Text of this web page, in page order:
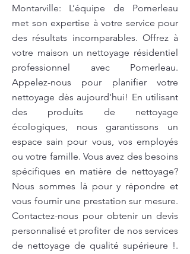
Montarville: L’équipe de Pomerleau
met son expertise à votre service pour
des résultats incomparables. Offrez à
votre maison un nettoyage résidentiel
professionnel avec Pomerleau.
Appelez-nous pour planifier votre
nettoyage dès aujourd'hui! En utilisant
des produits de nettoyage
écologiques, nous garantissons un
espace sain pour vous, vos employés
ou votre famille. Vous avez des besoins
spécifiques en matière de nettoyage?
Nous sommes là pour y répondre et
vous fournir une prestation sur mesure.
Contactez-nous pour obtenir un devis
personnalisé et profiter de nos services
de nettoyage de qualité supérieure !.